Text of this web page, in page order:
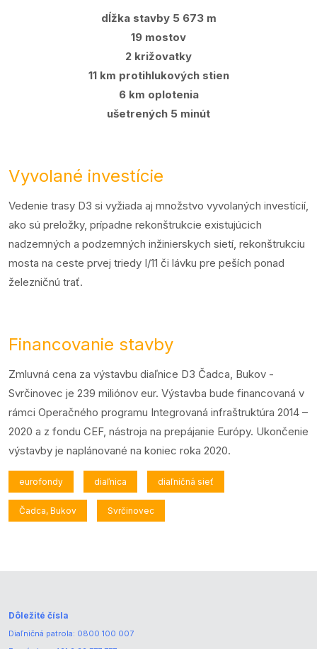
dĺžka stavby 5 673 m
19 mostov
2 križovatky
11 km protihlukových stien
6 km oplotenia
ušetrených 5 minút
Vyvolané investície
Vedenie trasy D3 si vyžiada aj množstvo vyvolaných investícií,
ako sú preložky, prípadne rekonštrukcie existujúcich
nadzemných a podzemných inžinierskych sietí, rekonštrukciu
mosta na ceste prvej triedy I/11 či lávku pre peších ponad
železničnú trať.
Financovanie stavby
Zmluvná cena za výstavbu diaľnice D3 Čadca, Bukov -
Svrčinovec je 239 miliónov eur. Výstavba bude financovaná v
rámci Operačného programu Integrovaná infraštruktúra 2014 –
2020 a z fondu CEF, nástroja na prepájanie Európy. Ukončenie
výstavby je naplánované na koniec roka 2020.
eurofondy diaľnica diaľničná sieť
Čadca, Bukov Svrčinovec
Dôležité čísla
Diaľničná patrola: 0800 100 007